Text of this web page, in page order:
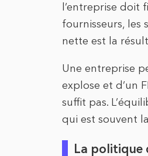
l’entreprise doit
fournisseurs, les
nette est la
Une entreprise
explose et d’un
suffit pas.
qui est souvent
La politique